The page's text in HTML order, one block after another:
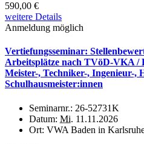
590,00 €
weitere Details
Anmeldung möglich
Vertiefungsseminar:
Arbeitsplätze nach TVöD-VKA /
Meister-, Techniker-, Ingenieur-,
Schulhausmeister:innen
Seminarnr.: 26-52731K
Datum: Mi. 11.11.2026
Ort: VWA Baden in